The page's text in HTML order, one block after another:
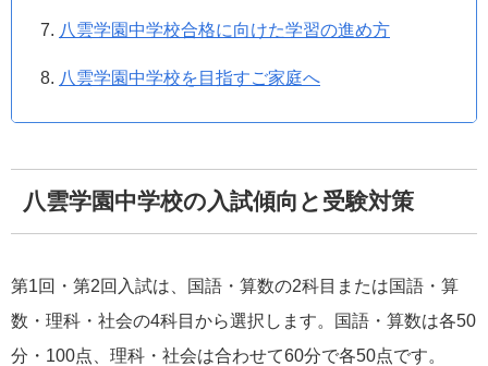
八雲学園中学校合格に向けた学習の進め方
八雲学園中学校を目指すご家庭へ
八雲学園中学校の入試傾向と受験対策
第1回・第2回入試は、国語・算数の2科目または国語・算
数・理科・社会の4科目から選択します。国語・算数は各50
分・100点、理科・社会は合わせて60分で各50点です。